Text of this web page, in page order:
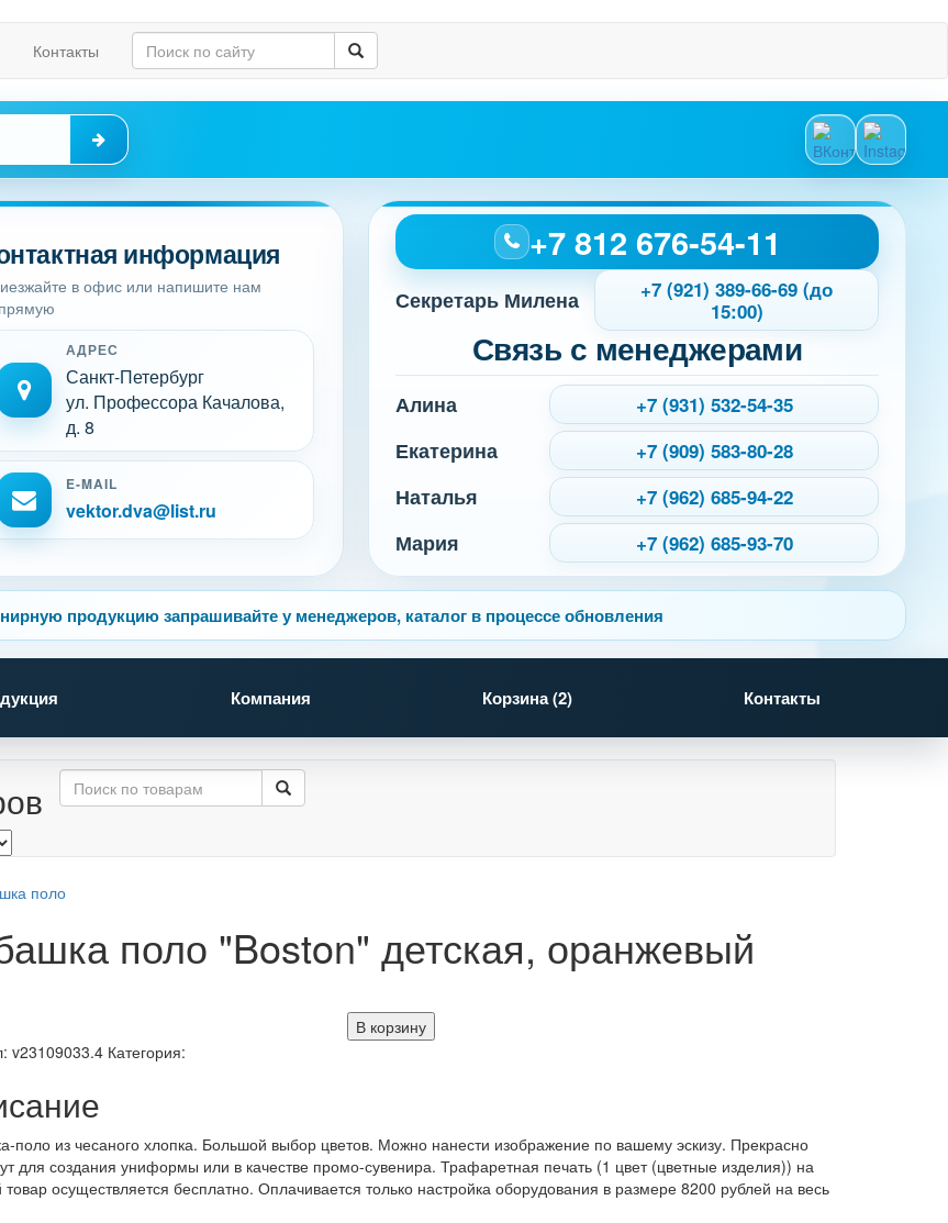
Контакты
информация
в офис или напишите нам
АДРЕС
Санкт-Петербург
ул. Профессора Качалова,
д. 8
E-MAIL
vektor.dva@list.ru
+7 812 676-54-11
Секретарь Милена
+7 (921) 389-66-69 (до
15:00)
Связь с менеджерами
Алина +7 (931) 532-54-35
Екатерина +7 (909) 583-80-28
Наталья +7 (962) 685-94-22
Мария +7 (962) 685-93-70
продукцию запрашивайте у менеджеров, каталог в процессе обновления
Компания Корзина (2) Контакты
поло "Boston" детская, оранжевый
В корзину
v23109033.4 Категория:
поло из чесаного хлопка. Большой выбор цветов. Можно нанести изображение по вашему эскизу. Прекрасно
для создания униформы или в качестве промо-сувенира. Трафаретная печать (1 цвет (цветные изделия)) на
осуществляется бесплатно. Оплачивается только настройка оборудования в размере 8200 рублей на весь